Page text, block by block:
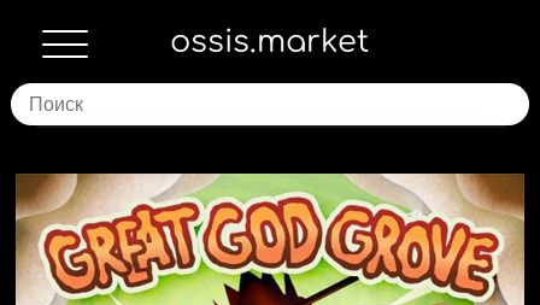
ossis.market